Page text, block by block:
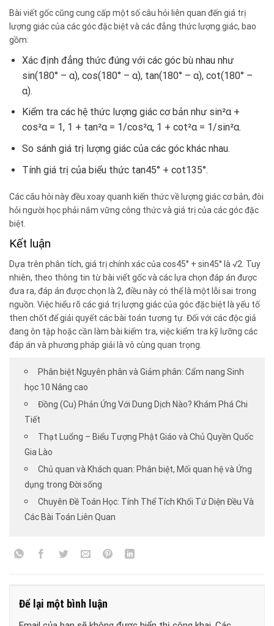
Bài viết gốc cũng cung cấp một số câu hỏi liên quan đến giá trị
lượng giác của các góc đặc biệt và các đẳng thức lượng giác, bao
gồm:
Xác định đẳng thức đúng với các góc bù nhau như
sin(180° – α), cos(180° – α), tan(180° – α), cot(180° –
α).
Kiểm tra các hệ thức lượng giác cơ bản như sin²α +
cos²α = 1, 1 + tan²α = 1/cos²α, 1 + cot²α = 1/sin²α.
So sánh giá trị lượng giác của các góc khác nhau.
Tính giá trị của biểu thức tan45° + cot135°.
Các câu hỏi này đều xoay quanh kiến thức về lượng giác cơ bản, đòi
hỏi người học phải nắm vững công thức và giá trị của các góc đặc
biệt.
Kết luận
Dựa trên phân tích, giá trị chính xác của cos45° + sin45° là √2. Tuy
nhiên, theo thông tin từ bài viết gốc và các lựa chọn đáp án được
đưa ra, đáp án được chọn là 2, điều này có thể là một lỗi sai trong
nguồn. Việc hiểu rõ các giá trị lượng giác của góc đặc biệt là yếu tố
then chốt để giải quyết các bài toán tương tự. Đối với các độc giả
đang ôn tập hoặc cần làm bài kiểm tra, việc kiểm tra kỹ lưỡng các
đáp án và phương pháp giải là vô cùng quan trọng.
Phân biệt Nguyên phân và Giảm phân: Cẩm nang Sinh
học 10 Nâng cao
Đồng (Cu) Phản Ứng Với Dung Dịch Nào? Khám Phá Chi
Tiết
Thạt Luổng – Biểu Tượng Phật Giáo và Chủ Quyền Quốc
Gia Lào
Chủ quan và Khách quan: Phân biệt, Mối quan hệ và Ứng
dụng trong Đời sống
Chuyên Đề Toán Học: Tính Thể Tích Khối Tứ Diện Đều Và
Các Bài Toán Liên Quan
Để lại một bình luận